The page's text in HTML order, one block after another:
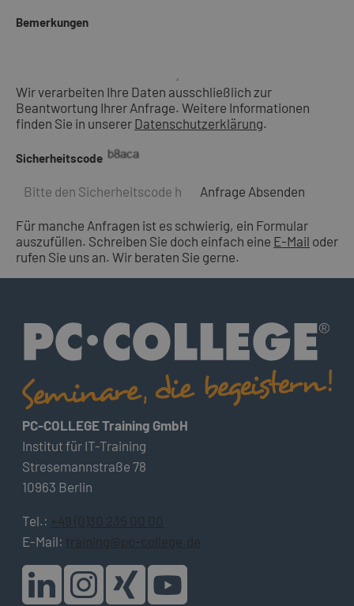
Bemerkungen
Wir verarbeiten Ihre Daten ausschließlich zur
Beantwortung Ihrer Anfrage. Weitere Informationen
finden Sie in unserer Datenschutzerklärung.
Sicherheitscode
Anfrage Absenden
Für manche Anfragen ist es schwierig, ein Formular
auszufüllen. Schreiben Sie doch einfach eine E-Mail oder
rufen Sie uns an. Wir beraten Sie gerne.
PC-COLLEGE Training GmbH
Institut für IT-Training
Stresemannstraße 78
10963 Berlin
Tel.: +49 (0)30 235 00 00
E-Mail: training@pc-college.de